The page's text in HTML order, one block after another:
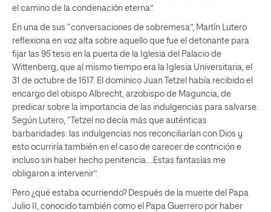
el camino de la condenación eterna”.
En una de sus “conversaciones de sobremesa”, Martín Lutero
reflexiona en voz alta sobre aquello que fue el detonante para
fijar las 95 tesis en la puerta de la Iglesia del Palacio de
Wittenberg, que al mismo tiempo era la Iglesia Universitaria, el
31 de octubre de 1517. El dominico Juan Tetzel había recibido el
encargo del obispo Albrecht, arzobispo de Maguncia, de
predicar sobre la importancia de las indulgencias para salvarse.
Según Lutero, “Tetzel no decía más que auténticas
barbaridades: las indulgencias nos reconciliarían con Dios y
esto ocurriría también en el caso de carecer de contrición e
incluso sin haber hecho penitencia….Estas fantasías me
obligaron a intervenir”.
Pero ¿qué estaba ocurriendo? Después de la muerte del Papa
Julio II, conocido también como el Papa Guerrero por haber